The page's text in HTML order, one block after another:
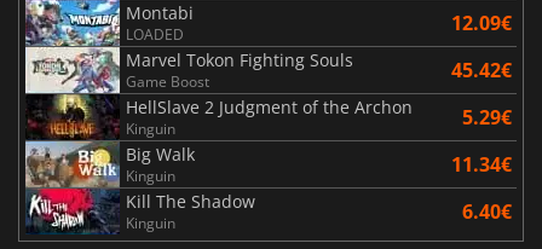
Montabi
LOADED 12.09€
Marvel Tokon Fighting Souls
Game Boost 45.42€
HellSlave 2 Judgment of the Archon
Kinguin 5.29€
Big Walk
Kinguin 11.34€
Kill The Shadow
Kinguin 6.40€